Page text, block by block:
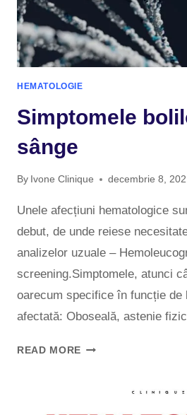
HEMATOLOGIE
Simptomele
sânge
By Ivone Clinique decembrie 8,
Unele afecțiuni hematologice
debut, de unde reiese
analizelor uzuale –
screening.Simptomele, atunci
oarecum specifice în funcție de
afectată: Oboseală, astenie
READ MORE